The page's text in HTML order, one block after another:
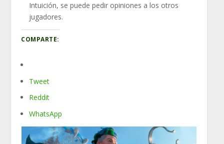
Intuición, se puede pedir opiniones a los otros
jugadores.
COMPARTE:
Tweet
Reddit
WhatsApp